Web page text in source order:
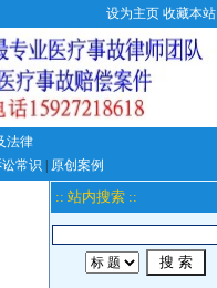
设为主页 收藏本站
法律
常识 原创案例
:: 站内搜索 ::